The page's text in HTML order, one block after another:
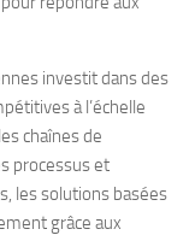
investit dans des
à l’échelle
chaînes de
processus et
les solutions basées
grâce aux